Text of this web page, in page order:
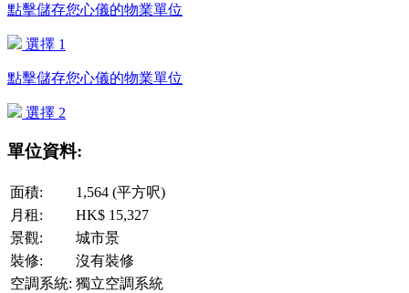
點擊儲存您心儀的物業單位
選擇 1
點擊儲存您心儀的物業單位
選擇 2
單位資料:
面積:
1,564 (平方呎)
月租:
HK$ 15,327
景觀:
城市景
裝修:
沒有裝修
空調系統: 獨立空調系統